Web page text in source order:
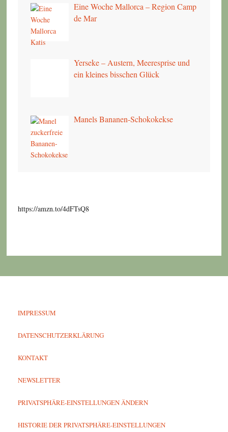
Eine Woche Mallorca – Region Camp
de Mar
Yerseke – Austern, Meeresprise und
ein kleines bisschen Glück
Manels Bananen-Schokokekse
https://amzn.to/4dFTsQ8
IMPRESSUM
DATENSCHUTZERKLÄRUNG
KONTAKT
NEWSLETTER
PRIVATSPHÄRE-EINSTELLUNGEN ÄNDERN
HISTORIE DER PRIVATSPHÄRE-EINSTELLUNGEN